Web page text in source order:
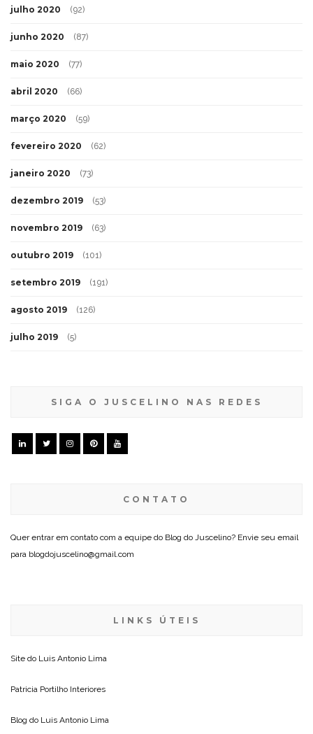
julho 2020 (92)
junho 2020 (87)
maio 2020 (77)
abril 2020 (66)
março 2020 (59)
fevereiro 2020 (62)
janeiro 2020 (73)
dezembro 2019 (53)
novembro 2019 (63)
outubro 2019 (101)
setembro 2019 (191)
agosto 2019 (126)
julho 2019 (5)
SIGA O JUSCELINO NAS REDES
CONTATO
Quer entrar em contato com a equipe do Blog do Juscelino? Envie seu email
para blogdojuscelino@gmail.com
LINKS ÚTEIS
Site do Luis Antonio Lima
Patricia Portilho Interiores
Blog do Luis Antonio Lima